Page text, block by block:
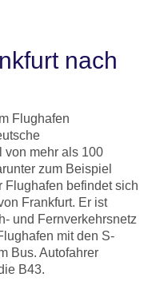
nach
Flughafen
von mehr als 100
zum Beispiel
Flughafen befindet sich
Frankfurt. Er ist
und Fernverkehrsnetz
mit den S-
Bus. Autofahrer
B43.